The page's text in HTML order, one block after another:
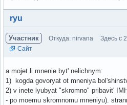
Вне форума
ryu
Участник Откуда: nirvana Здесь с
Сайт
a mojet li mnenie byt' nelichnym:
1) kogda govoryat ot mneniya
2) v inete lyubyat "skromno" pribavit'
- po moemu skromnomu mneniyu).